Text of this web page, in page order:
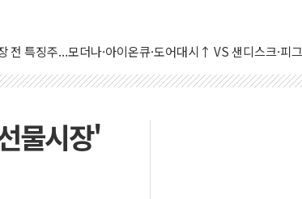
전 특징주...모더나·아이온큐·도어대시↑ VS 샌디스크·피
영업이익 N% 성과급 반대…상법·자본시장법 개정 논의"
거리 탄도미사일 발사에 긴급 안보 점검회의
최고…美 고용 둔화·호르무즈 재개방 기대에 강세
물시장'